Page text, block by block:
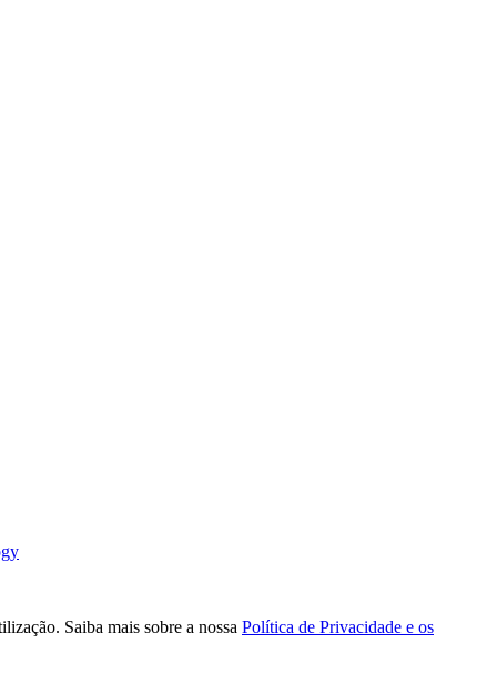
Saiba mais sobre a nossa Política de Privacidade e os